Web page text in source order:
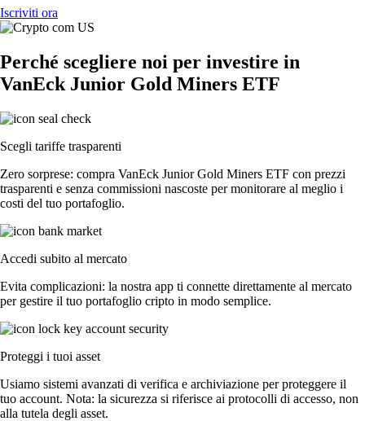
Iscriviti ora
Perché scegliere noi per investire in
VanEck Junior Gold Miners ETF
Scegli tariffe trasparenti
Zero sorprese: compra VanEck Junior Gold Miners ETF con prezzi
trasparenti e senza commissioni nascoste per monitorare al meglio i
costi del tuo portafoglio.
Accedi subito al mercato
Evita complicazioni: la nostra app ti connette direttamente al mercato
per gestire il tuo portafoglio cripto in modo semplice.
Proteggi i tuoi asset
Usiamo sistemi avanzati di verifica e archiviazione per proteggere il
tuo account. Nota: la sicurezza si riferisce ai protocolli di accesso, non
alla tutela degli asset.